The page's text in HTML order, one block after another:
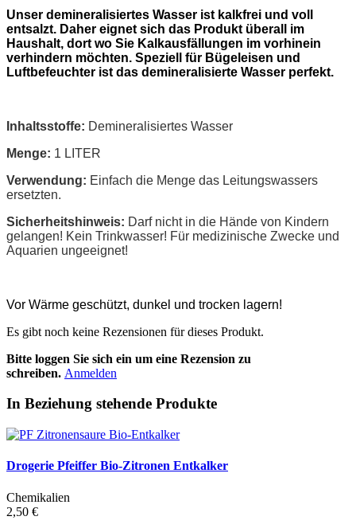
Unser demineralisiertes Wasser ist kalkfrei und voll
entsalzt. Daher eignet sich das Produkt überall im
Haushalt, dort wo Sie Kalkausfällungen im vorhinein
verhindern möchten. Speziell für Bügeleisen und
Luftbefeuchter ist das demineralisierte Wasser perfekt.
Inhaltsstoffe: Demineralisiertes Wasser
Menge: 1 LITER
Verwendung: Einfach die Menge das Leitungswassers
ersetzten.
Sicherheitshinweis: Darf nicht in die Hände von Kindern
gelangen! Kein Trinkwasser! Für medizinische Zwecke und
Aquarien ungeeignet!
Vor Wärme geschützt, dunkel und trocken lagern!
Es gibt noch keine Rezensionen für dieses Produkt.
Bitte loggen Sie sich ein um eine Rezension zu
schreiben. Anmelden
In Beziehung stehende Produkte
Drogerie Pfeiffer Bio-Zitronen Entkalker
Chemikalien
2,50 €